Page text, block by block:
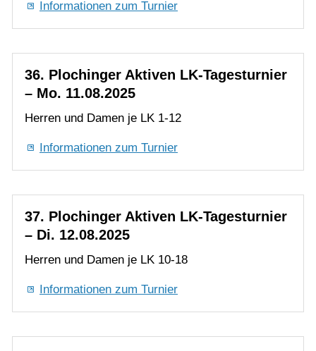
– Mo. 11.08.2025
Herren und Damen je LK 1-12
37. Plochinger Aktiven LK-Tagesturnier
– Di. 12.08.2025
Herren und Damen je LK 10-18
– Mi. 13.08.2025
Herren und Damen je LK 16-25